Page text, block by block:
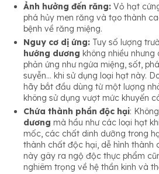
Ảnh hưởng đến răng: Vỏ hạt
phá hủy men răng và tạo thành
bệnh về răng miệng.
Nguy cơ dị ứng: Tuy số lượng
hướng dương không nhiều
phản ứng như ngứa miệng, sốt,
suyễn… khi sử dụng loại hạt này.
hãy bắt đầu dùng từ một lượng
không sử dụng vượt mức khuyến
Chứa thành phần độc hại:
dương mà hầu như các loại hạt
mốc, các chất dinh dưỡng trong
thành chất độc hại, dễ hình thành
này gây ra ngộ độc thực phẩm
nghiêm trọng về hệ thần kinh và